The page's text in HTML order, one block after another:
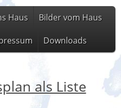
Haus Bilder vom Haus
Downloads
als Liste